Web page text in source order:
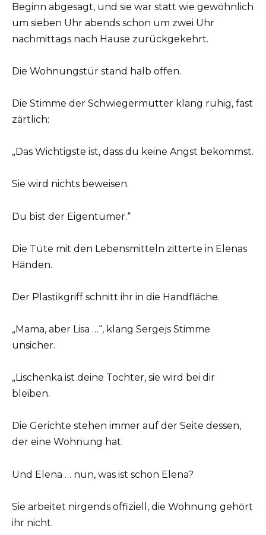
Beginn abgesagt, und sie war statt wie gewöhnlich
um sieben Uhr abends schon um zwei Uhr
nachmittags nach Hause zurückgekehrt.
Die Wohnungstür stand halb offen.
Die Stimme der Schwiegermutter klang ruhig, fast
zärtlich:
„Das Wichtigste ist, dass du keine Angst bekommst.
Sie wird nichts beweisen.
Du bist der Eigentümer.“
Die Tüte mit den Lebensmitteln zitterte in Elenas
Händen.
Der Plastikgriff schnitt ihr in die Handfläche.
„Mama, aber Lisa …“, klang Sergejs Stimme
unsicher.
„Lischenka ist deine Tochter, sie wird bei dir
bleiben.
Die Gerichte stehen immer auf der Seite dessen,
der eine Wohnung hat.
Und Elena … nun, was ist schon Elena?
Sie arbeitet nirgends offiziell, die Wohnung gehört
ihr nicht.